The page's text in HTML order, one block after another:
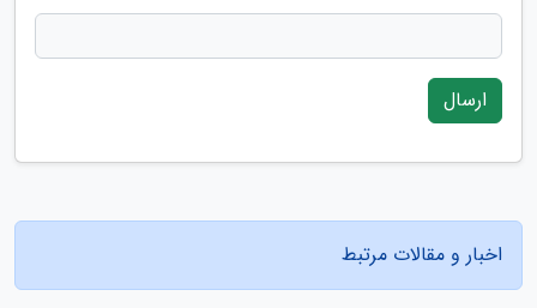
ارسال
اخبار و مقالات مرتبط